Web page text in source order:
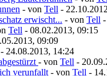
- von Tell -
erwischt... - von Tell
Tell - 08.02.2013, 09:15
09:09
- 24.08.2013, 14:24
- von Tell -
verunfallt - von Tell -